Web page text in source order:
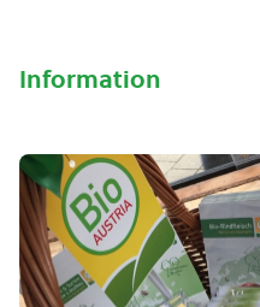
Information